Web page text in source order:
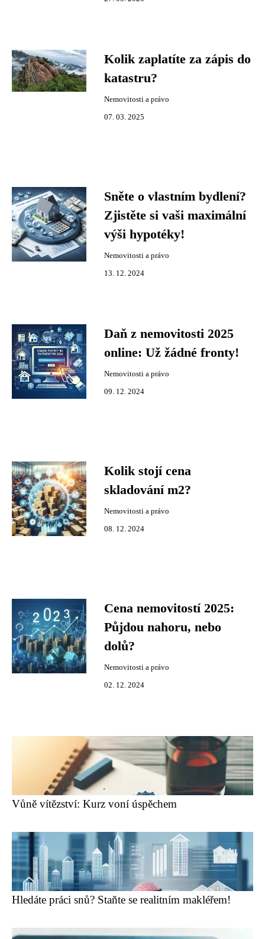
Kolik zaplatíte za zápis do
katastru?
Nemovitosti a právo
07. 03. 2025
Sněte o vlastním bydlení?
Zjistěte si vaši maximální
výši hypotéky!
Nemovitosti a právo
13. 12. 2024
Daň z nemovitosti 2025
online: Už žádné fronty!
Nemovitosti a právo
09. 12. 2024
Kolik stojí cena
skladování m2?
Nemovitosti a právo
08. 12. 2024
Cena nemovitostí 2025:
Půjdou nahoru, nebo
dolů?
Nemovitosti a právo
02. 12. 2024
Vůně vítězství: Kurz voní úspěchem
Hledáte práci snů? Staňte se realitním makléřem!